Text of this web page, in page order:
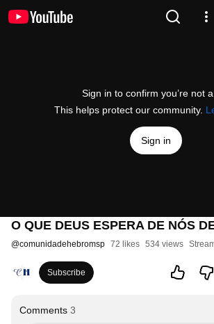
Sign in to confirm you’re not
This helps protect our community.
Sign in
O QUE DEUS ESPERA DE NÓS
@comunidadehebromsp 72 likes 534 views
Subscribe
Comments 3